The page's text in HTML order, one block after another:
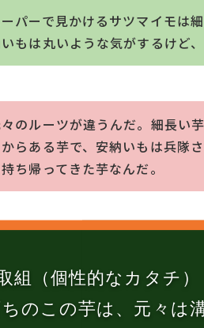
パーで見かけるサツマイモは
もは丸いような気がするけど
のルーツが違うんだ。細長い
からある芋で、安納いもは兵隊
ち帰ってきた芋なんだ。
組（個性的なカタチ）
のこの芋は、元々は